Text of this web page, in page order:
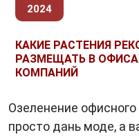
2024
КАКИЕ РАСТЕНИЯ
РАЗМЕЩАТЬ В
КОМПАНИЙ
Озеленение
просто дань моде, а